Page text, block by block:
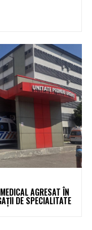
AGRESAT ÎN
DE SPECIALITATE